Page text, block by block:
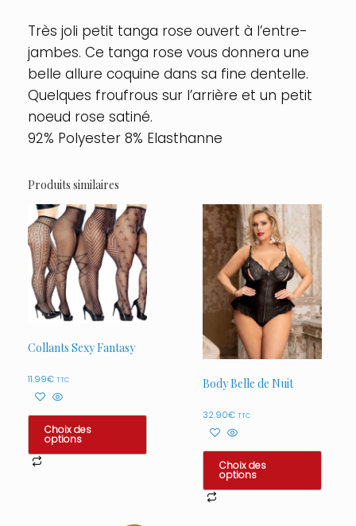
Couleur
Rose
Très joli petit tanga rose ouvert à l’entre-
jambes. Ce tanga rose vous donnera une
belle allure coquine dans sa fine dentelle.
Quelques froufrous sur l’arrière et un petit
noeud rose satiné.
92% Polyester 8% Elasthanne
Produits similaires
Collants Sexy Fantasy
11.99€ TTC
Choix des
options
Body Belle de Nuit
32.90€ TTC
Choix des
options